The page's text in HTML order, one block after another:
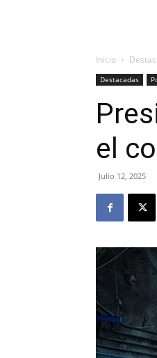
Inicio
Destacadas
el
Julio 12, 2025